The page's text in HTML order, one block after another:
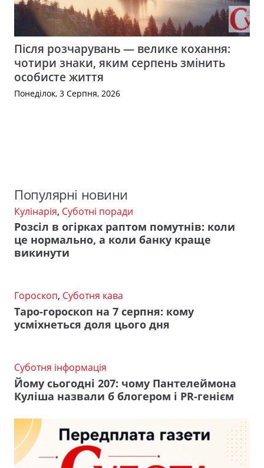
Після розчарувань — велике кохання:
чотири знаки, яким серпень змінить
особисте життя
Понеділок, 3 Серпня, 2026
Популярні новини
Кулінарія, Суботні поради
Розсіл в огірках раптом помутнів: коли
це нормально, а коли банку краще
викинути
Гороскоп, Суботня кава
Таро-гороскоп на 7 серпня: кому
усміхнеться доля цього дня
Суботня інформація
Йому сьогодні 207: чому Пантелеймона
Куліша назвали б блогером і PR-генієм